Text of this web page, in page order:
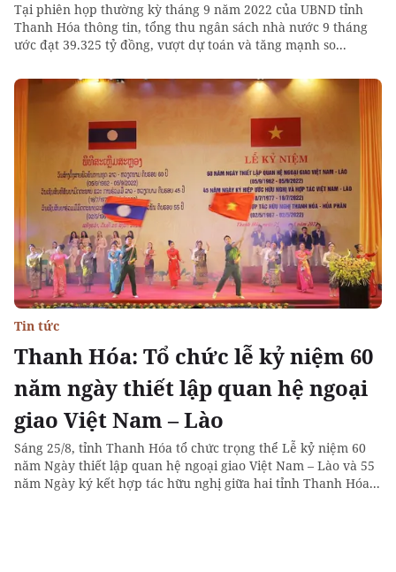
Tại phiên họp thường kỳ tháng 9 năm 2022 của UBND tỉnh
Thanh Hóa thông tin, tổng thu ngân sách nhà nước 9 tháng
ước đạt 39.325 tỷ đồng, vượt dự toán và tăng mạnh so...
Thanh Hóa: Tổ chức lễ kỷ niệm 60
năm ngày thiết lập quan hệ ngoại
giao Việt Nam – Lào
Tin tức
Sáng 25/8, tỉnh Thanh Hóa tổ chức trọng thể Lễ kỷ niệm 60
năm Ngày thiết lập quan hệ ngoại giao Việt Nam – Lào và 55
năm Ngày ký kết hợp tác hữu nghị giữa hai tỉnh Thanh Hóa...